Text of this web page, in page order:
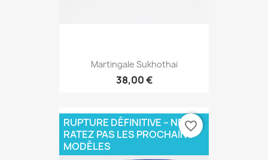
Martingale Sukhothai
38,00 €
RUPTURE DÉFINITIVE – NE
RATEZ PAS LES PROCHAINS
MODÈLES
favorite_border